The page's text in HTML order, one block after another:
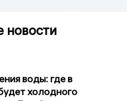
новости
воды: где в
холодного